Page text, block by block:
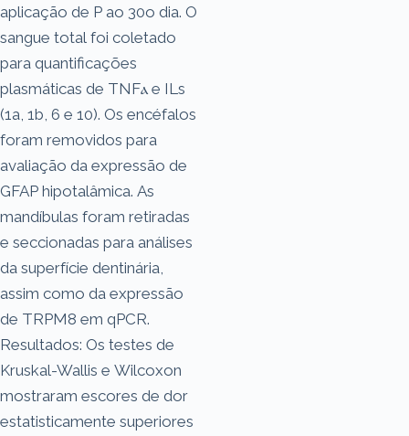
aplicação de P ao 30o dia. O
sangue total foi coletado
para quantificações
plasmáticas de TNFⲁ e ILs
(1a, 1b, 6 e 10). Os encéfalos
foram removidos para
avaliação da expressão de
GFAP hipotalâmica. As
mandíbulas foram retiradas
e seccionadas para análises
da superfície dentinária,
assim como da expressão
de TRPM8 em qPCR.
Resultados: Os testes de
Kruskal-Wallis e Wilcoxon
mostraram escores de dor
estatisticamente superiores